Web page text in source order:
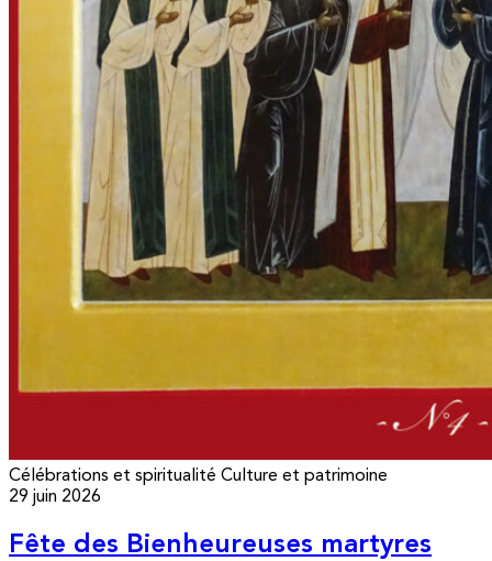
Célébrations et spiritualité Culture et patrimoine
29 juin 2026
Fête des Bienheureuses martyres